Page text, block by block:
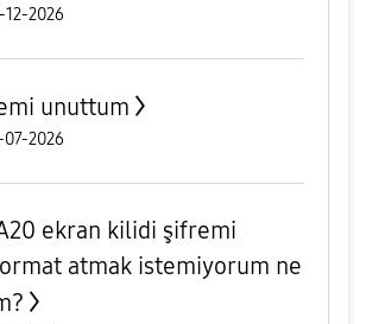
12-2026
unuttum
07-2026
ekran kilidi şifremi
atmak istemiyorum ne